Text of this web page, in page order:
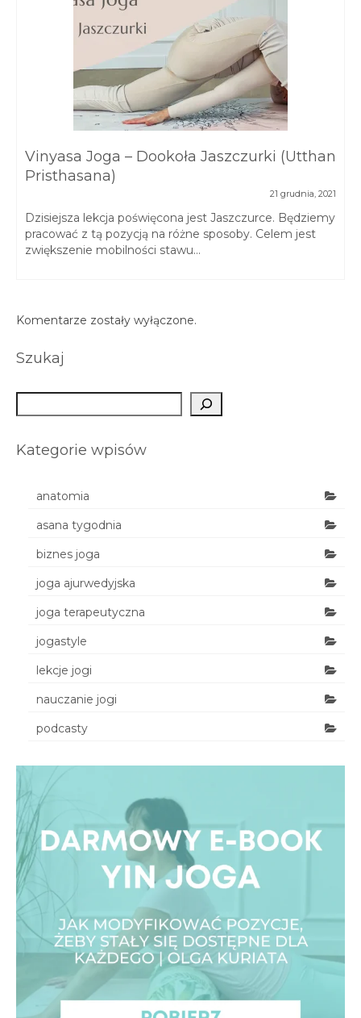
Vinyasa Joga – Dookoła Jaszczurki (Utthan
Pristhasana)
21 grudnia, 2021
Dzisiejsza lekcja poświęcona jest Jaszczurce. Będziemy
pracować z tą pozycją na różne sposoby. Celem jest
zwiększenie mobilności stawu...
Komentarze zostały wyłączone.
Szukaj
Kategorie wpisów
anatomia
asana tygodnia
biznes joga
joga ajurwedyjska
joga terapeutyczna
jogastyle
lekcje jogi
nauczanie jogi
podcasty